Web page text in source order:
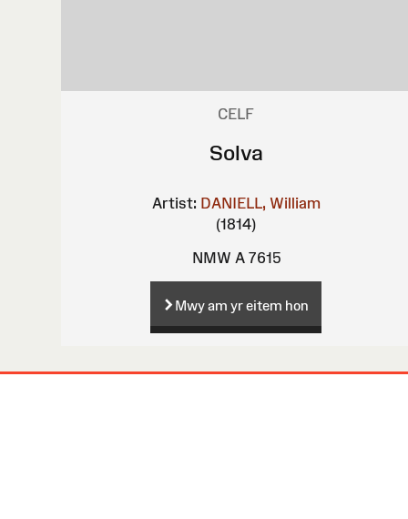
CELF
Solva
Artist: DANIELL, William
(1814)
NMW A 7615
Mwy am yr eitem hon